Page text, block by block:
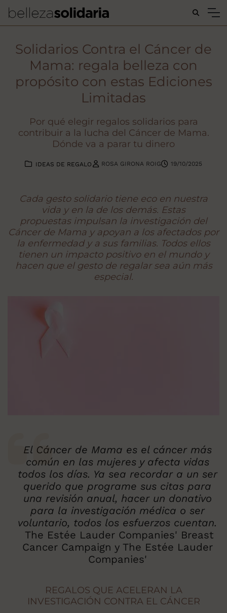
Buscar...
Solidarios Contra el Cáncer de
Mama: regala belleza con
propósito con estas Ediciones
Limitadas
Por qué elegir regalos solidarios para
contribuir a la lucha del Cáncer de Mama.
Dónde va a parar tu dinero
IDEAS DE REGALO ROSA GIRONA ROIG 19/10/2025
Cada gesto solidario tiene eco en nuestra
vida y en la de los demás. Estas
propuestas impulsan la investigación del
Cáncer de Mama y apoyan a los afectados por
la enfermedad y a sus familias. Todos ellos
tienen un impacto positivo en el mundo y
hacen que el gesto de regalar sea aún más
especial.
El Cáncer de Mama es el cáncer más
común en las mujeres y afecta vidas
todos los días. Ya sea recordar a un ser
querido que programe sus citas para
una revisión anual, hacer un donativo
para la investigación médica o ser
voluntario, todos los esfuerzos cuentan.
The Estée Lauder Companies' Breast
Cancer Campaign y The Estée Lauder
Companies'
REGALOS QUE ACELERAN LA
INVESTIGACIÓN CONTRA EL CÁNCER